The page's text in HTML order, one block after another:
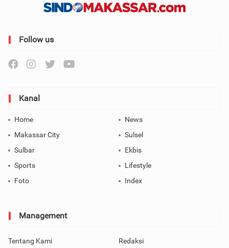
Follow us
Kanal
Home
News
Makassar City
Sulsel
Sulbar
Ekbis
Sports
Lifestyle
Foto
Index
Management
Tentang Kami Redaksi